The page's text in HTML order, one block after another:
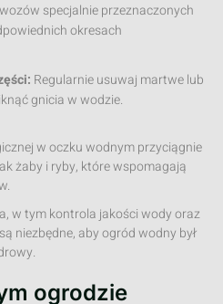
specjalnie przeznaczonych
okresach
Regularnie usuwaj martwe lub
gnicia w wodzie.
w oczku wodnym przyciągnie
żaby i ryby, które wspomagają
w tym kontrola jakości wody oraz
niezbędne, aby ogród wodny był
ogrodzie